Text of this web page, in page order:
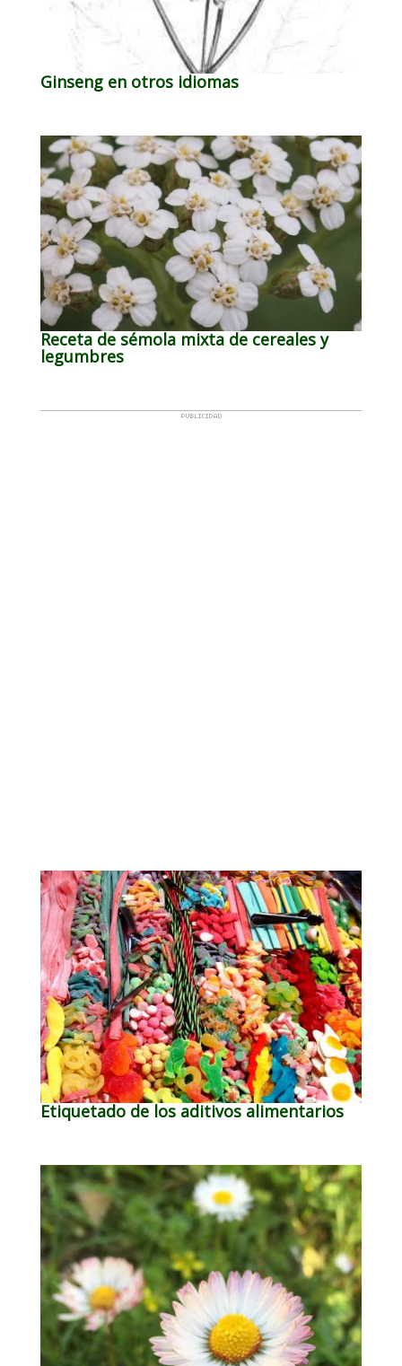
Ginseng en otros idiomas
Receta de sémola mixta de cereales y
legumbres
Etiquetado de los aditivos alimentarios